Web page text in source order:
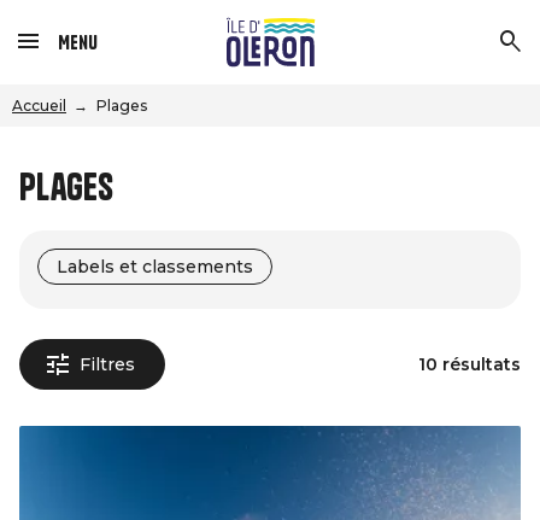
Menu
Accueil Plages
Plages
Labels et classements
Filtres 10 résultats